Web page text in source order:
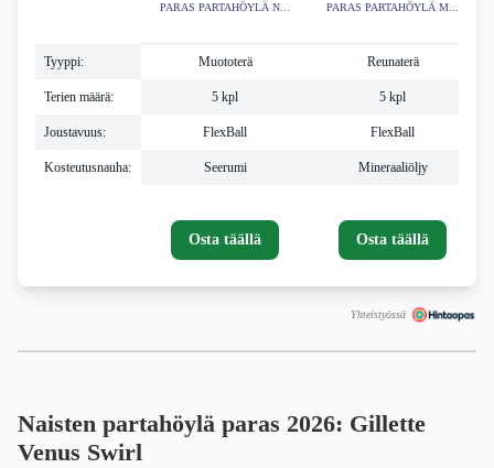
Tyyppi:
Terien määrä:
Joustavuus:
Kosteutusnauha:
PARAS PARTAHÖYLÄ N...
Muototerä
5 kpl
FlexBall
Seerumi
Osta täällä
PARAS PARTAHÖYLÄ M...
Reunaterä
5 kpl
FlexBall
Mineraaliöljy
Osta täällä
Yhteistyössä
Naisten partahöylä paras 2026: Gillette
Venus Swirl